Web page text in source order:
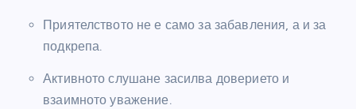
Приятелството не е само за забавления, а и за
подкрепа.
Активното слушане засилва доверието и
взаимното уважение.